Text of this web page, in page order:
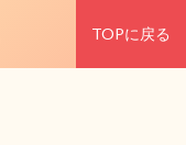
TOPに戻る